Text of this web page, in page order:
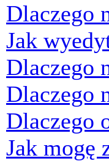
Dlaczego
Jak
Dlaczego
Dlaczego
Dlaczego
Jak mogę